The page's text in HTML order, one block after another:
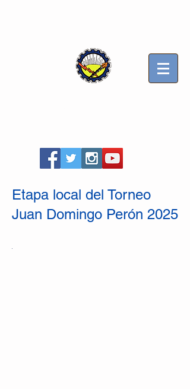
Etapa local del Torneo
Juan Domingo Perón 2025